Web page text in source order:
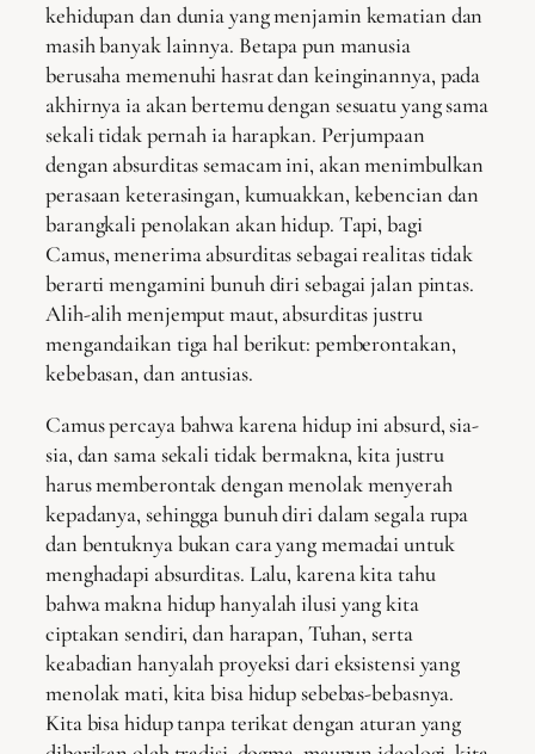
kehidupan dan dunia yang menjamin kematian dan
masih banyak lainnya. Betapa pun manusia
berusaha memenuhi hasrat dan keinginannya, pada
akhirnya ia akan bertemu dengan sesuatu yang sama
sekali tidak pernah ia harapkan. Perjumpaan
dengan absurditas semacam ini, akan menimbulkan
perasaan keterasingan, kumuakkan, kebencian dan
barangkali penolakan akan hidup. Tapi, bagi
Camus, menerima absurditas sebagai realitas tidak
berarti mengamini bunuh diri sebagai jalan pintas.
Alih-alih menjemput maut, absurditas justru
mengandaikan tiga hal berikut: pemberontakan,
kebebasan, dan antusias.
Camus percaya bahwa karena hidup ini absurd, sia-
sia, dan sama sekali tidak bermakna, kita justru
harus memberontak dengan menolak menyerah
kepadanya, sehingga bunuh diri dalam segala rupa
dan bentuknya bukan cara yang memadai untuk
menghadapi absurditas. Lalu, karena kita tahu
bahwa makna hidup hanyalah ilusi yang kita
ciptakan sendiri, dan harapan, Tuhan, serta
keabadian hanyalah proyeksi dari eksistensi yang
menolak mati, kita bisa hidup sebebas-bebasnya.
Kita bisa hidup tanpa terikat dengan aturan yang